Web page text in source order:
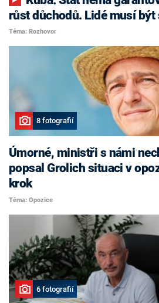
růst důchodů. Lidé musí
Téma: Rozhovor
8 fotografií
Úmorné, ministři s námi
popsal Grolich situaci v
krok
Téma: Opozice
6 fotografií